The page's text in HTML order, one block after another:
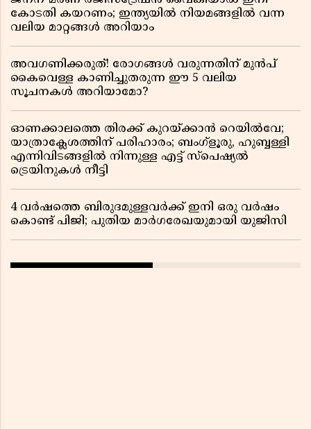
കോടതി കയറണം; ഇന്ത്യയിൽ നിയമങ്ങളിൽ വന്ന
വലിയ മാറ്റങ്ങൾ അറിയാം
അവഗണിക്കരുത്! രോഗങ്ങൾ വരുന്നതിന് മുൻപ്
കൈവെള്ള കാണിച്ചുതരുന്ന ഈ 5 വലിയ
സൂചനകൾ അറിയാമോ?
ഓണക്കാലത്തെ തിരക്ക് കുറയ്ക്കാൻ റെയിൽവേ;
യാത്രാക്ലേശത്തിന് പരിഹാരം; ബംഗ്ളൂരു, ഹുബ്ബള്ളി
എന്നിവിടങ്ങളിൽ നിന്നുള്ള എട്ട് സ്പെഷ്യൽ
ട്രെയിനുകൾ നീട്ടി
4 വർഷത്തെ ബിരുദമുള്ളവർക്ക് ഇനി ഒരു വർഷം
കൊണ്ട് പിജി; പുതിയ മാർഗരേഖയുമായി യുജിസി